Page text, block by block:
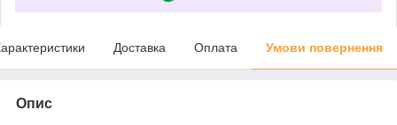
Доставка Оплата Умови повернення
Опис